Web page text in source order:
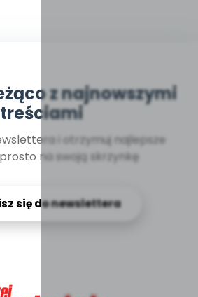
z najnowszymi
treściami
i otrzymuj najlepsze
na swoją skrzynkę
się do newslettera